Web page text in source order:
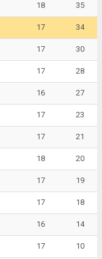
18 35
17 34
17 30
17 28
16 27
17 23
17 21
18 20
17 19
17 18
16 14
17 10